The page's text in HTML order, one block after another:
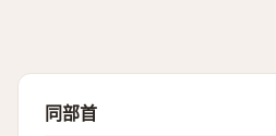
同部首